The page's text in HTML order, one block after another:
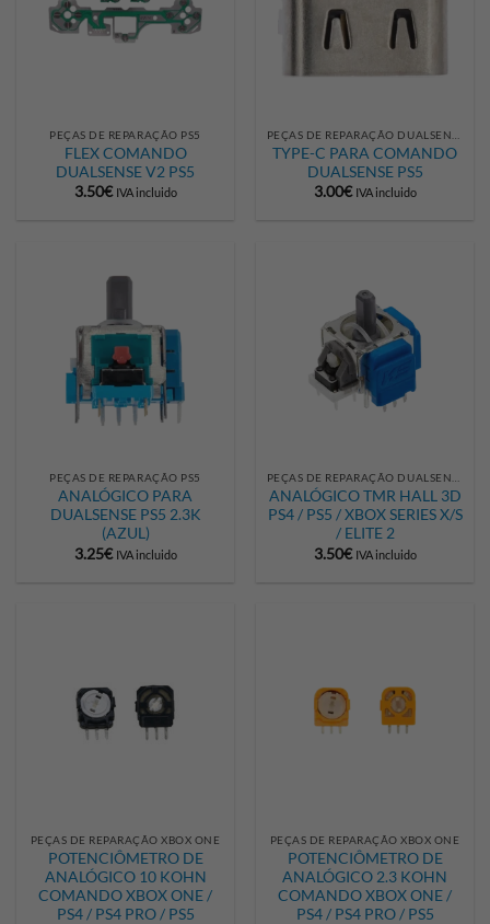
PEÇAS DE REPARAÇÃO PS5
FLEX COMANDO
DUALSENSE V2 PS5
3.50€ IVA incluido
TYPE-C PARA COMANDO
DUALSENSE PS5
3.00€ IVA incluido
PEÇAS DE REPARAÇÃO PS5
ANALÓGICO PARA
DUALSENSE PS5 2.3K
(AZUL)
3.25€ IVA incluido
PEÇAS DE REPARAÇÃO DUALSENSE
ANALÓGICO TMR HALL 3D
PS4 / PS5 / XBOX SERIES X/S
/ ELITE 2
3.50€ IVA incluido
PEÇAS DE REPARAÇÃO XBOX ONE
POTENCIÔMETRO DE
ANALÓGICO 10 KOHN
COMANDO XBOX ONE /
PS4 / PS4 PRO / PS5
PEÇAS DE REPARAÇÃO XBOX ONE
POTENCIÔMETRO DE
ANALÓGICO 2.3 KOHN
COMANDO XBOX ONE /
PS4 / PS4 PRO / PS5